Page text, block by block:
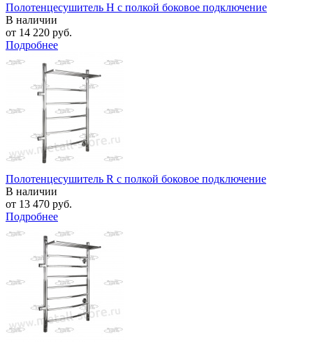
Полотенцесушитель H с полкой боковое подключение
В наличии
от 14 220 руб.
Подробнее
Полотенцесушитель R с полкой боковое подключение
В наличии
от 13 470 руб.
Подробнее